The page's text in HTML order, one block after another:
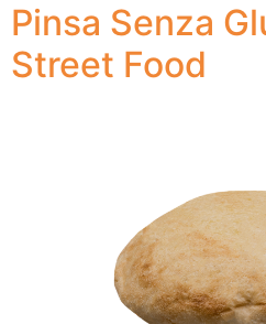
Pinsa Senza
Street Food